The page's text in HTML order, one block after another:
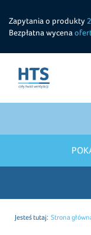
Zapytania o produkty
Bezpłatna wycena
Jesteś tutaj: Strona